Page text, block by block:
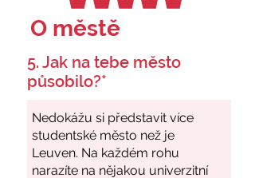
O městě
5. Jak na tebe město
působilo?*